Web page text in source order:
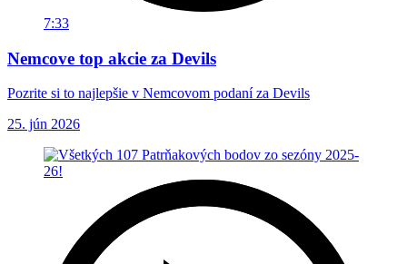
7:33
Nemcove top akcie za Devils
Pozrite si to najlepšie v Nemcovom podaní za Devils
25. jún 2026